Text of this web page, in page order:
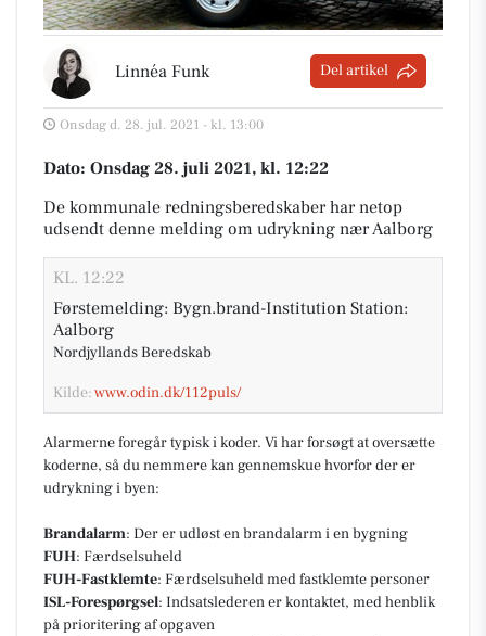
Linnéa Funk Del artikel
Onsdag d. 28. jul. 2021 - kl. 13:00
Dato: Onsdag 28. juli 2021, kl. 12:22
De kommunale redningsberedskaber har netop
udsendt denne melding om udrykning nær Aalborg
KL. 12:22
Førstemelding: Bygn.brand-Institution Station:
Aalborg
Nordjyllands Beredskab
Kilde:www.odin.dk/112puls/
Alarmerne foregår typisk i koder. Vi har forsøgt at oversætte
koderne, så du nemmere kan gennemskue hvorfor der er
udrykning i byen:
Brandalarm: Der er udløst en brandalarm i en bygning
FUH: Færdselsuheld
FUH-Fastklemte: Færdselsuheld med fastklemte personer
ISL-Forespørgsel: Indsatslederen er kontaktet, med henblik
på prioritering af opgaven